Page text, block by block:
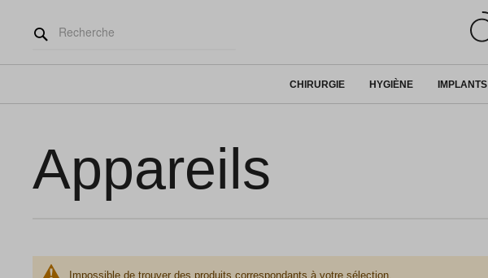
CHIRURGIE HYGIÈNE IMPLANTS
Appareils
Impossible de trouver des produits correspondants à votre sélection.